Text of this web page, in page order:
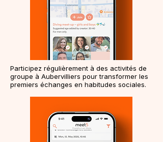
Participez régulièrement à des activités de
groupe à Aubervilliers pour transformer les
premiers échanges en habitudes sociales.